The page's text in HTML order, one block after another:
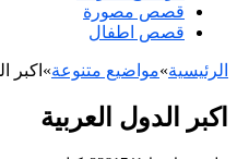
قصص مصورة
قصص اطفال
الرئيسية»مواضيع متنوعة» اكبر
اكبر الدول العربية